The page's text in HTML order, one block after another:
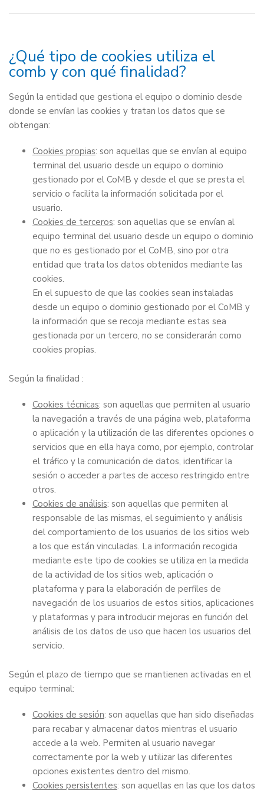
¿Qué tipo de cookies utiliza el
comb y con qué finalidad?
Según la entidad que gestiona el equipo o dominio desde
donde se envían las cookies y tratan los datos que se
obtengan:
Cookies propias: son aquellas que se envían al equipo
terminal del usuario desde un equipo o dominio
gestionado por el CoMB y desde el que se presta el
servicio o facilita la información solicitada por el
usuario.
Cookies de terceros: son aquellas que se envían al
equipo terminal del usuario desde un equipo o dominio
que no es gestionado por el CoMB, sino por otra
entidad que trata los datos obtenidos mediante las
cookies.
En el supuesto de que las cookies sean instaladas
desde un equipo o dominio gestionado por el CoMB y
la información que se recoja mediante estas sea
gestionada por un tercero, no se considerarán como
cookies propias.
Según la finalidad :
Cookies técnicas: son aquellas que permiten al usuario
la navegación a través de una página web, plataforma
o aplicación y la utilización de las diferentes opciones o
servicios que en ella haya como, por ejemplo, controlar
el tráfico y la comunicación de datos, identificar la
sesión o acceder a partes de acceso restringido entre
otros.
Cookies de análisis: son aquellas que permiten al
responsable de las mismas, el seguimiento y análisis
del comportamiento de los usuarios de los sitios web
a los que están vinculadas. La información recogida
mediante este tipo de cookies se utiliza en la medida
de la actividad de los sitios web, aplicación o
plataforma y para la elaboración de perfiles de
navegación de los usuarios de estos sitios, aplicaciones
y plataformas y para introducir mejoras en función del
análisis de los datos de uso que hacen los usuarios del
servicio.
Según el plazo de tiempo que se mantienen activadas en el
equipo terminal:
Cookies de sesión: son aquellas que han sido diseñadas
para recabar y almacenar datos mientras el usuario
accede a la web. Permiten al usuario navegar
correctamente por la web y utilizar las diferentes
opciones existentes dentro del mismo.
Cookies persistentes: son aquellas en las que los datos